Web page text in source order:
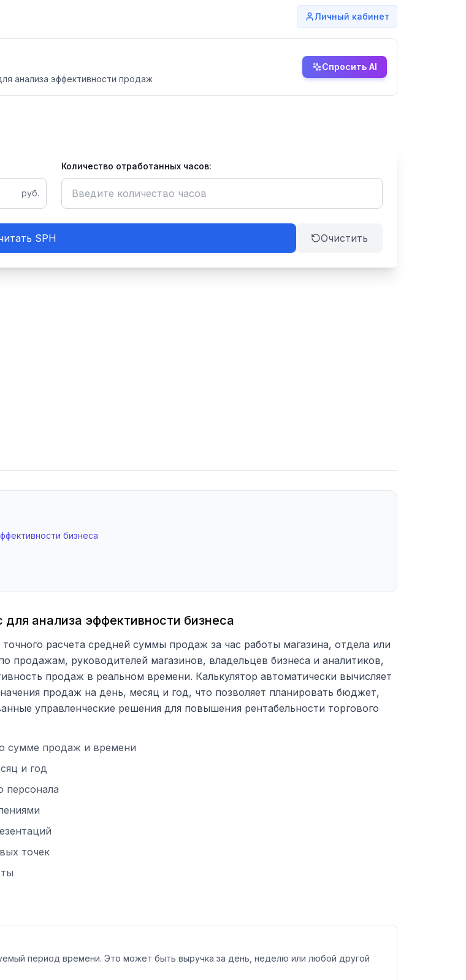
Личный кабинет
анализа эффективности продаж
Спросить AI
руб.
Количество отработанных часов:
SPH Очистить
бизнеса
анализа эффективности бизнеса
расчета средней суммы продаж за час работы магазина, отдела или
продажам, руководителей магазинов, владельцев бизнеса и аналитиков,
продаж в реальном времени. Калькулятор автоматически вычисляет
продаж на день, месяц и год, что позволяет планировать бюджет,
управленческие решения для повышения рентабельности торгового
сумме продаж и времени
и год
персонала
точек
период времени. Это может быть выручка за день, неделю или любой другой